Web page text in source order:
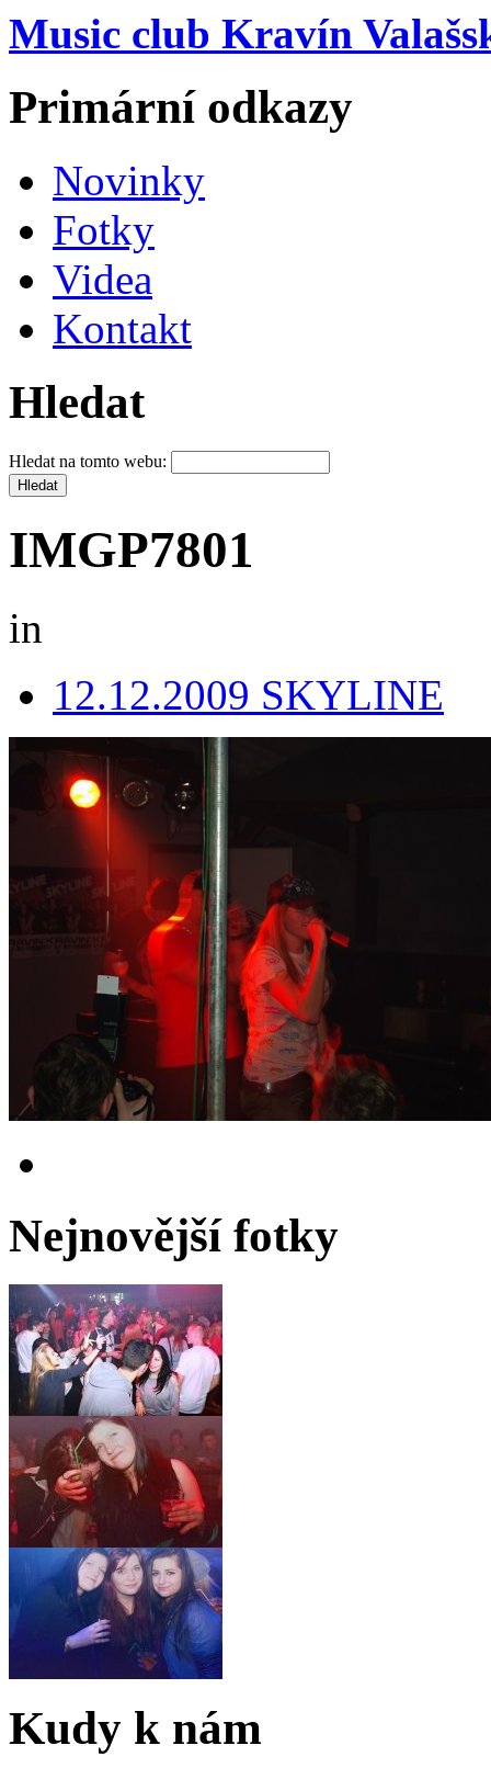
Music club Kravín
Primární odkazy
Novinky
Fotky
Videa
Kontakt
Hledat
Hledat na tomto webu:
IMGP7801
in
12.12.2009 SKYLINE
Nejnovější fotky
Kudy k nám